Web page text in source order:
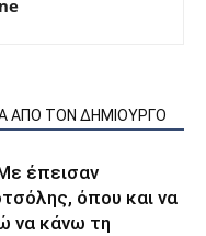
ΑΠΟ ΤΟΝ ΔΗΜΙΟΥΡΓΟ
έπεισαν
όπου και να
να κάνω τη